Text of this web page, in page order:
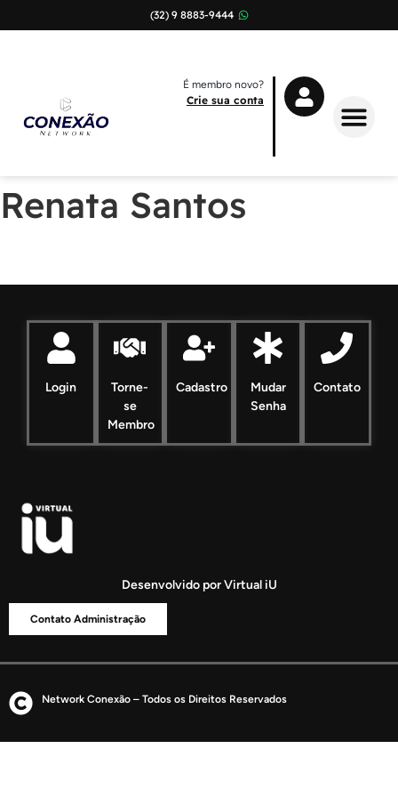
(32) 9 8883-9444
É membro novo?
Crie sua conta
Renata Santos
Login
Torne-
se
Membro
Cadastro
Mudar
Senha
Contato
Desenvolvido por Virtual iU
Contato Administração
Network Conexão – Todos os Direitos Reservados